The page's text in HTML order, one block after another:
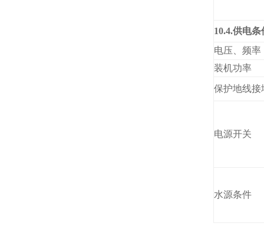
10.4.供电条
电压、频率
装机功率
保护地线接
电源开关
水源条件